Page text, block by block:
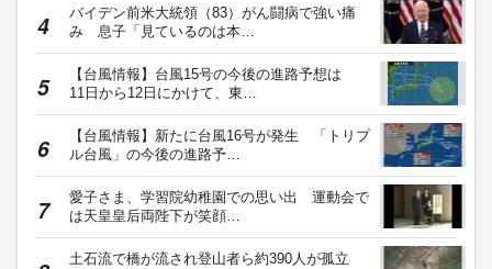
バイデン前米大統領（83）がん闘病で強い痛
み 息子「見ているのは本…
【台風情報】台風15号の今後の進路予想は
11日から12日にかけて、東…
【台風情報】新たに台風16号が発生 「トリプ
ル台風」の今後の進路予…
愛子さま、学習院幼稚園での思い出 運動会で
は天皇皇后両陛下が笑顔…
土石流で橋が流され登山者ら約390人が孤立